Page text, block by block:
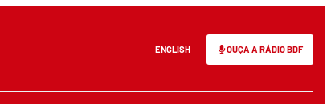
ENGLISH OUÇA A RÁDIO BDF